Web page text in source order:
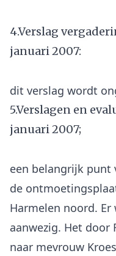
4.Verslag
januari 2007:
5.Verslagen en
januari 2007;
een belangrijk punt
de
Harmelen noord.
aanwezig. Het door
naar mevrouw